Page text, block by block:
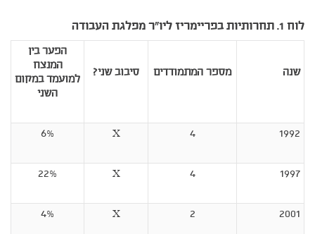
לוח 1. תחרותיות בפריימריז ליו"ר מפלגת העבודה
שנה מספר המתמודדים סיבוב שני?
הפער בין
המנצח
למועמד במקום
השני
1992
4
X
6%
1997
4
X
22%
2001
2
X
4%